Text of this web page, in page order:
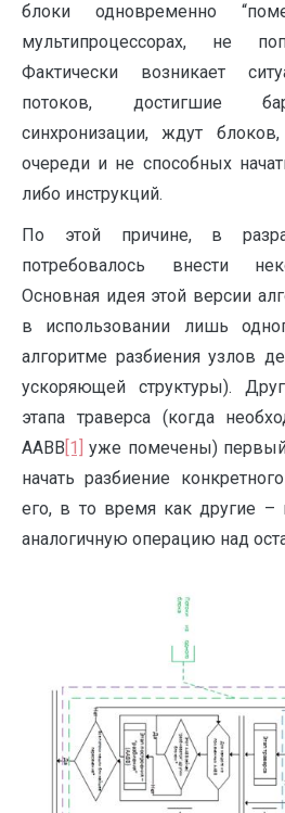
блоки одновременно
мультипроцессорах, не
Фактически возникает
потоков, достигшие
синхронизации, ждут
очереди и не способных
либо инструкций.
По этой причине, в
потребовалось внести
Основная идея этой версии
в использовании лишь
алгоритме разбиения узлов
ускоряющей структуры).
этапа траверса (когда
AABB [1]
уже помечены)
начать разбиение
его, в то время как другие –
аналогичную операцию над